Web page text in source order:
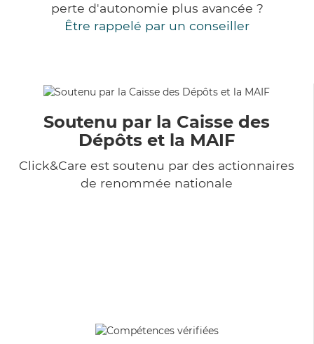
perte d'autonomie plus avancée ?
Être rappelé par un conseiller
Soutenu par la Caisse des
Dépôts et la MAIF
Click&Care est soutenu par des actionnaires
de renommée nationale